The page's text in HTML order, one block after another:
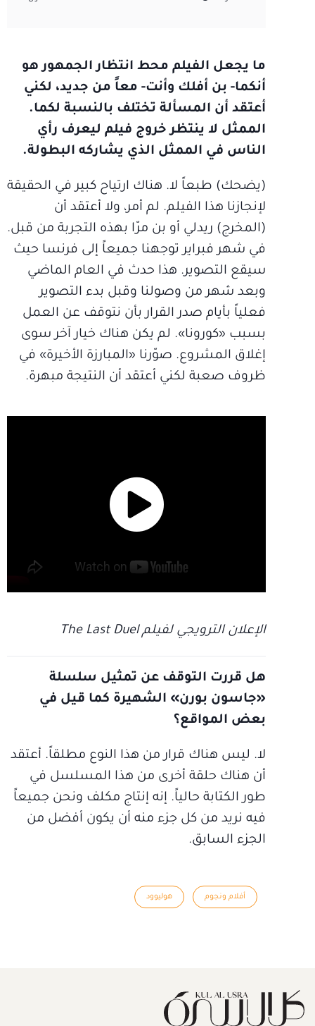
ما يجعل الفيلم محط انتظار الجمهور هو
أنكما- بن أفلك وأنت- معاً من جديد، لكني
أعتقد أن المسألة تختلف بالنسبة لكما.
الممثل لا ينتظر خروج فيلم ليعرف رأي
الناس في الممثل الذي يشاركه البطولة.
(يضحك) طبعاً لا. هناك ارتياح كبير في الحقيقة
لإنجازنا هذا الفيلم. لم أمر، ولا أعتقد أن
(المخرج) ريدلي أو بن مرّا بهذه التجربة من قبل.
في شهر فبراير توجهنا جميعاً إلى فرنسا حيث
سيقع التصوير. هذا حدث في العام الماضي
وبعد شهر من وصولنا وقبل بدء التصوير
فعلياً بأيام صدر القرار بأن نتوقف عن العمل
بسبب «كورونا». لم يكن هناك خيار آخر سوى
إغلاق المشروع. صوّرنا «المبارزة الأخيرة» في
ظروف صعبة لكني أعتقد أن النتيجة مبهرة.
الإعلان الترويجي لفيلم The Last Duel
هل قررت التوقف عن تمثيل سلسلة
«جاسون بورن» الشهيرة كما قيل في
بعض المواقع؟
لا. ليس هناك قرار من هذا النوع مطلقاً. أعتقد
أن هناك حلقة أخرى من هذا المسلسل في
طور الكتابة حالياً. إنه إنتاج مكلف ونحن جميعاً
فيه نريد من كل جزء منه أن يكون أفضل من
الجزء السابق.
أفلام ونجوم هوليوود